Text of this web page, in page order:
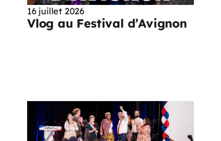
16 juillet 2026
Vlog au Festival d’Avignon